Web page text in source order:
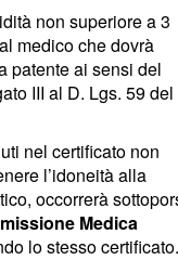
non superiore a 3
medico che dovrà
patente ai sensi del
III al D. Lgs. 59 del
nel certificato non
l’idoneità alla
occorrerà
Medica
lo stesso certificato.